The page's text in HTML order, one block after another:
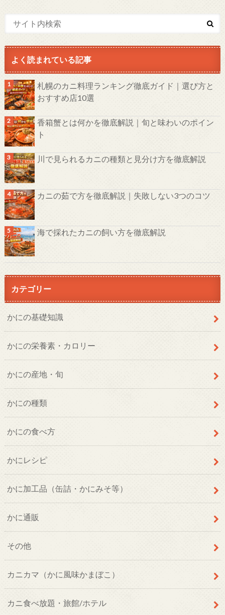
よく読まれている記事
札幌のカニ料理ランキング徹底ガイド｜選び方と
おすすめ店10選
香箱蟹とは何かを徹底解説｜旬と味わいのポイン
ト
川で見られるカニの種類と見分け方を徹底解説
カニの茹で方を徹底解説｜失敗しない3つのコツ
海で採れたカニの飼い方を徹底解説
カテゴリー
かにの基礎知識
かにの栄養素・カロリー
かにの産地・旬
かにの種類
かにの食べ方
かにレシピ
かに加工品（缶詰・かにみそ等）
かに通販
その他
カニカマ（かに風味かまぼこ）
カニ食べ放題・旅館/ホテル